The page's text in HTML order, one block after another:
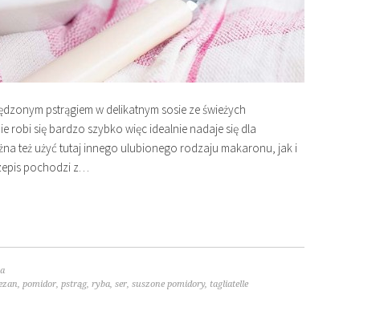
pstrągiem w delikatnym sosie ze świeżych
robi się bardzo szybko więc idealnie nadaje się dla
też użyć tutaj innego ulubionego rodzaju makaronu, jak i
pochodzi z…
, pomidor, pstrąg, ryba, ser, suszone pomidory, tagliatelle